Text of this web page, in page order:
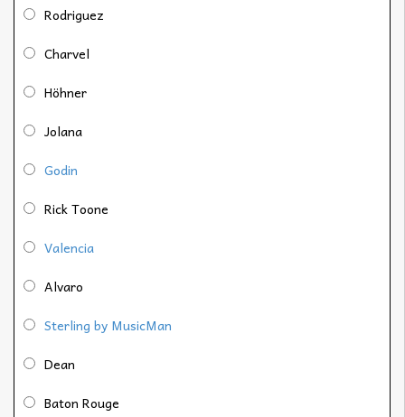
Rodriguez
Charvel
Höhner
Jolana
Godin
Rick Toone
Valencia
Alvaro
Sterling by MusicMan
Dean
Baton Rouge